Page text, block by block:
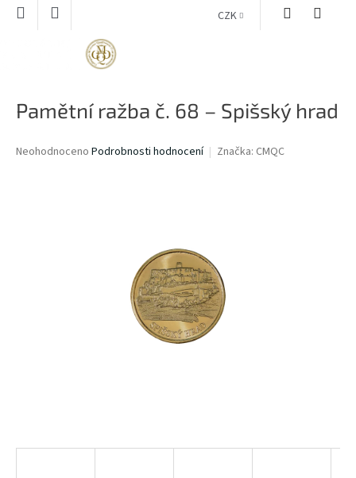
Přejít
CZK
Pamětní ražba č. 68 – Spišský hrad
Průměrné
Neohodnoceno Podrobnosti hodnocení Značka: CMQC